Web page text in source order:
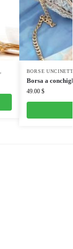
BORSE
Borsa a
49.00 $